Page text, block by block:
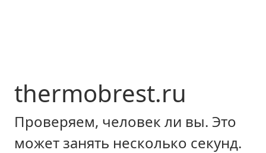
thermobrest.ru
Проверяем, человек ли вы. Это
может занять несколько секунд.